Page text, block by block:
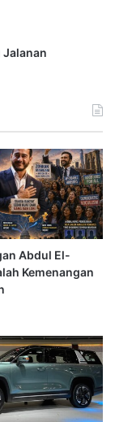
Jalanan
Abdul El-
Kemenangan